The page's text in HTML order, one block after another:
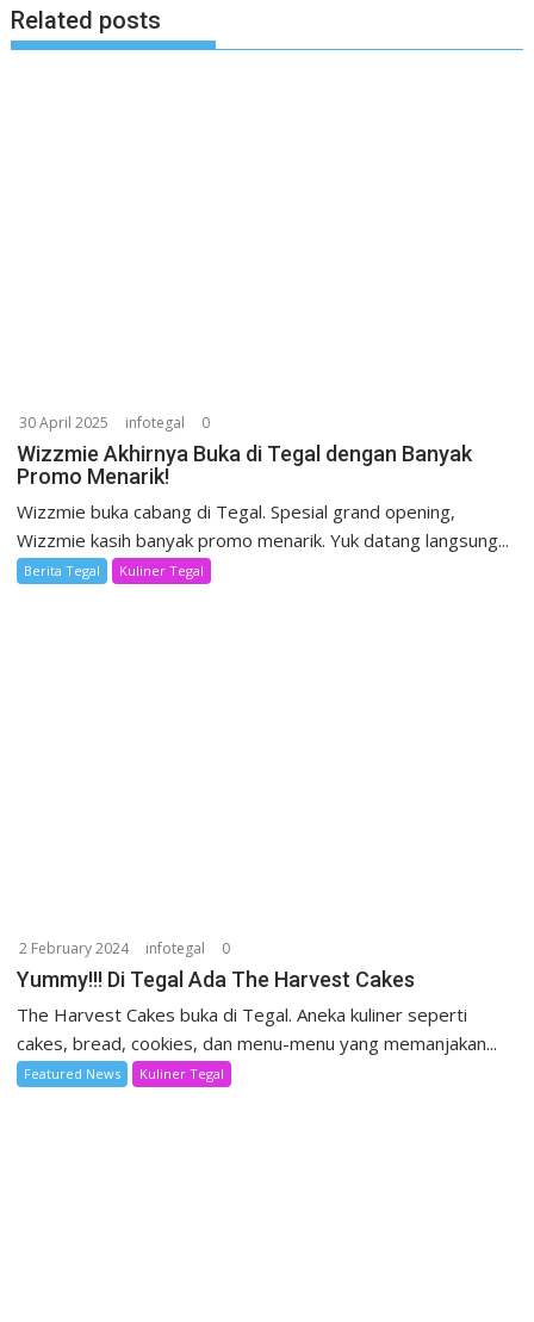
Related posts
30 April 2025 infotegal 0
Wizzmie Akhirnya Buka di Tegal dengan Banyak
Promo Menarik!
Wizzmie buka cabang di Tegal. Spesial grand opening,
Wizzmie kasih banyak promo menarik. Yuk datang langsung...
Berita Tegal Kuliner Tegal
2 February 2024 infotegal 0
Yummy!!! Di Tegal Ada The Harvest Cakes
The Harvest Cakes buka di Tegal. Aneka kuliner seperti
cakes, bread, cookies, dan menu-menu yang memanjakan...
Featured News Kuliner Tegal